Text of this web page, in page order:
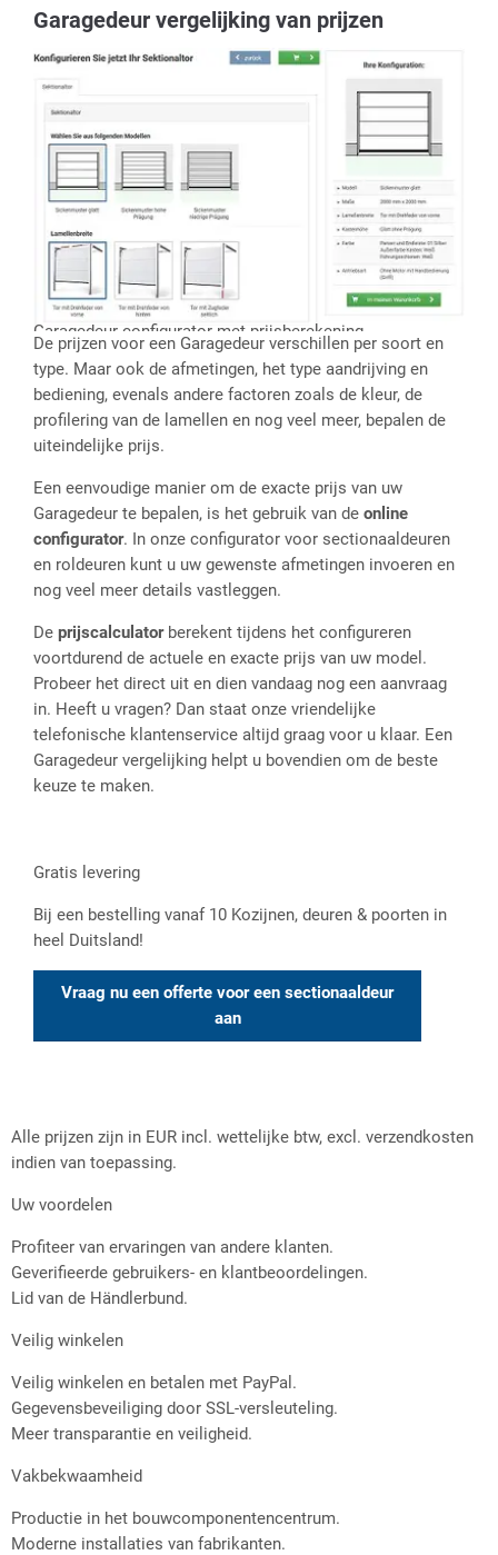
Garagedeur vergelijking van prijzen
Garagedeur-configurator met prijsberekening
De prijzen voor een Garagedeur verschillen per soort en
type. Maar ook de afmetingen, het type aandrijving en
bediening, evenals andere factoren zoals de kleur, de
profilering van de lamellen en nog veel meer, bepalen de
uiteindelijke prijs.
Een eenvoudige manier om de exacte prijs van uw
Garagedeur te bepalen, is het gebruik van de online
configurator. In onze configurator voor sectionaaldeuren
en roldeuren kunt u uw gewenste afmetingen invoeren en
nog veel meer details vastleggen.
De prijscalculatorberekent tijdens het configureren
voortdurend de actuele en exacte prijs van uw model.
Probeer het direct uit en dien vandaag nog een aanvraag
in. Heeft u vragen? Dan staat onze vriendelijke
telefonische klantenservice altijd graag voor u klaar. Een
Garagedeur vergelijking helpt u bovendien om de beste
keuze te maken.
Gratis levering
Bij een bestelling vanaf 10 Kozijnen, deuren & poorten in
heel Duitsland!
Vraag nu een offerte voor een sectionaaldeur
aan
Alle prijzen zijn in EUR incl. wettelijke btw, excl. verzendkosten
indien van toepassing.
Uw voordelen
Profiteer van ervaringen van andere klanten.
Geverifieerde gebruikers- en klantbeoordelingen.
Lid van de Händlerbund.
Veilig winkelen
Veilig winkelen en betalen met PayPal.
Gegevensbeveiliging door SSL-versleuteling.
Meer transparantie en veiligheid.
Vakbekwaamheid
Productie in het bouwcomponentencentrum.
Moderne installaties van fabrikanten.